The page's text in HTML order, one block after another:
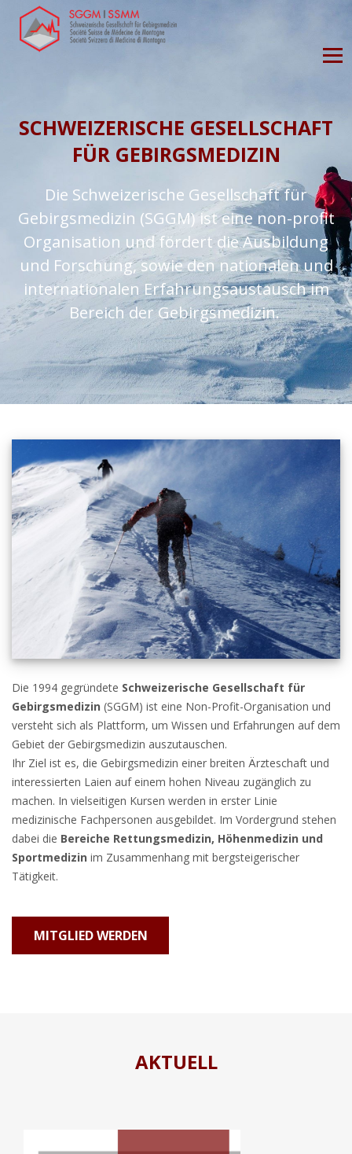
SCHWEIZERISCHE GESELLSCHAFT
FÜR GEBIRGSMEDIZIN
Die Schweizerische Gesellschaft für
Gebirgsmedizin (SGGM) ist eine non-profit
Organisation und fördert die Ausbildung
und Forschung, sowie den nationalen und
internationalen Erfahrungsaustausch im
Bereich der Gebirgsmedizin.
Die 1994 gegründete Schweizerische Gesellschaft für
Gebirgsmedizin (SGGM) ist eine Non-Profit-Organisation und
versteht sich als Plattform, um Wissen und Erfahrungen auf dem
Gebiet der Gebirgsmedizin auszutauschen.
Ihr Ziel ist es, die Gebirgsmedizin einer breiten Ärzteschaft und
interessierten Laien auf einem hohen Niveau zugänglich zu
machen. In vielseitigen Kursen werden in erster Linie
medizinische Fachpersonen ausgebildet. Im Vordergrund stehen
dabei die Bereiche Rettungsmedizin, Höhenmedizin und
Sportmedizin im Zusammenhang mit bergsteigerischer
Tätigkeit.
MITGLIED WERDEN
AKTUELL